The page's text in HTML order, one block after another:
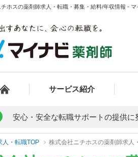
ホスの薬剤師求人・転職・募集・給料/年収情報 -
サービス紹介
安心・安全な転職サポートの提供に
人・転職TOP 株式会社ニチホスの薬剤師求人